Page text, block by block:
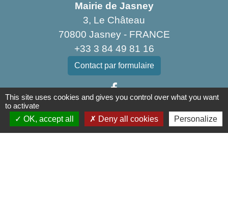
Mairie de Jasney
3, Le Château
70800 Jasney - FRANCE
+33 3 84 49 81 16
Contact par formulaire
Liens
This site uses cookies and gives you control over what you want
to activate
OK, accept all
Deny all cookies Personalize